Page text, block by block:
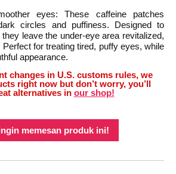
eyes: These caffeine patches
circles and puffiness. Designed to
leave the under-eye area revitalized,
for treating tired, puffy eyes, while
appearance.
changes in U.S. customs rules, we
right now but don’t worry, you’ll
alternatives in our shop!
memesan produk ini!